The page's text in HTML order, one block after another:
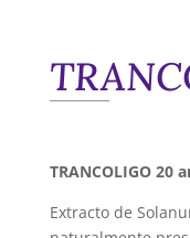
TRANCOLIGO 20
Extracto de